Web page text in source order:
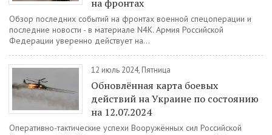
на фронтах
Обзор последних событий на фронтах военной спецоперации и
последние новости - в материале N4K. Армия Российской
Федерации уверенно действует на...
12 июль 2024, Пятница
Обновлённая карта боевых
действий на Украине по состоянию
на 12.07.2024
Оперативно-тактические успехи Вооружённых сил Российской